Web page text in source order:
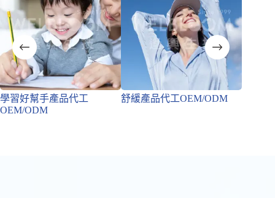
學習好幫手產品代工
OEM/ODM
舒緩產品代工OEM/ODM